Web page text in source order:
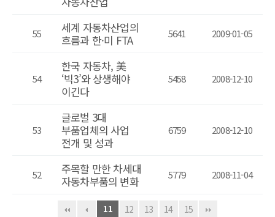
55
세계 자동차산업의
흐름과 한·미 FTA
5641 2009-01-05
54
한국 자동차, 美
‘빅3’와 상생해야
이긴다
5458 2008-12-10
53
글로벌 3대
부품업체의 사업
전개 및 성과
6759 2008-12-10
52
주목할 만한 차세대
자동차부품의 변화
5779 2008-11-04
11 12 13 14 15